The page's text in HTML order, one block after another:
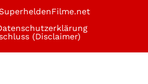
(Disclaimer)